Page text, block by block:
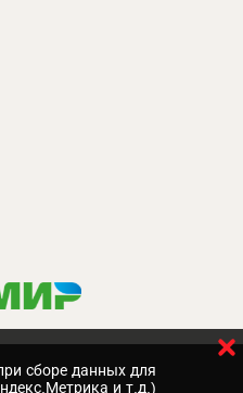
сборе данных для
и т.д.)